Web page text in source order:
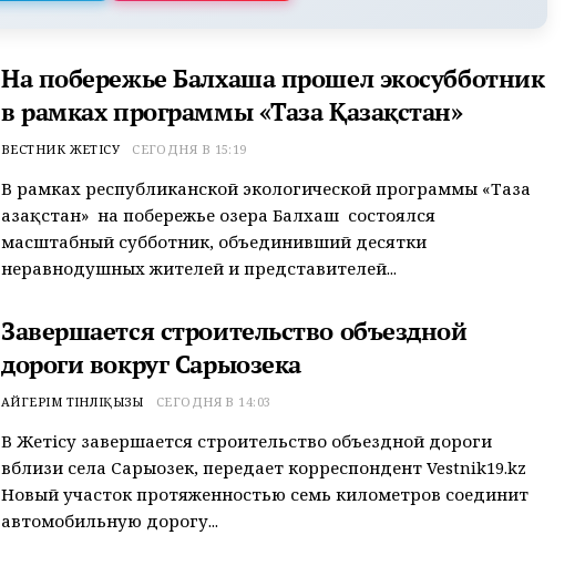
На побережье Балхаша прошел экосубботник
в рамках программы «Таза Қазақстан»
ВЕСТНИК ЖЕТІСУ СЕГОДНЯ В 15:19
В рамках республиканской экологической программы «Таза
Қазақстан» на побережье озера Балхаш состоялся
масштабный субботник, объединивший десятки
неравнодушных жителей и представителей...
Завершается строительство объездной
дороги вокруг Сарыозека
АЙГЕРІМ ТІНӘЛІҚЫЗЫ СЕГОДНЯ В 14:03
В Жетісу завершается строительство объездной дороги
вблизи села Сарыозек, передает корреспондент Vestnik19.kz
Новый участок протяженностью семь километров соединит
автомобильную дорогу...